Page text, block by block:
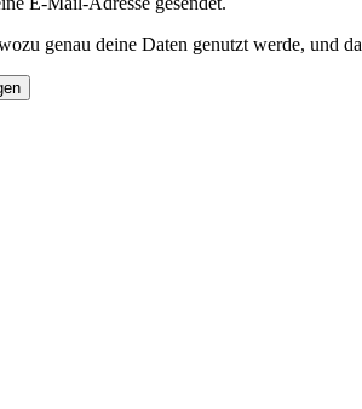
genau deine Daten genutzt werde, und